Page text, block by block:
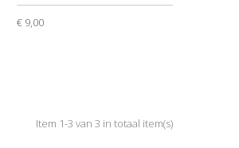
€ 9,00
Item 1-3 van 3 in totaal item(s)